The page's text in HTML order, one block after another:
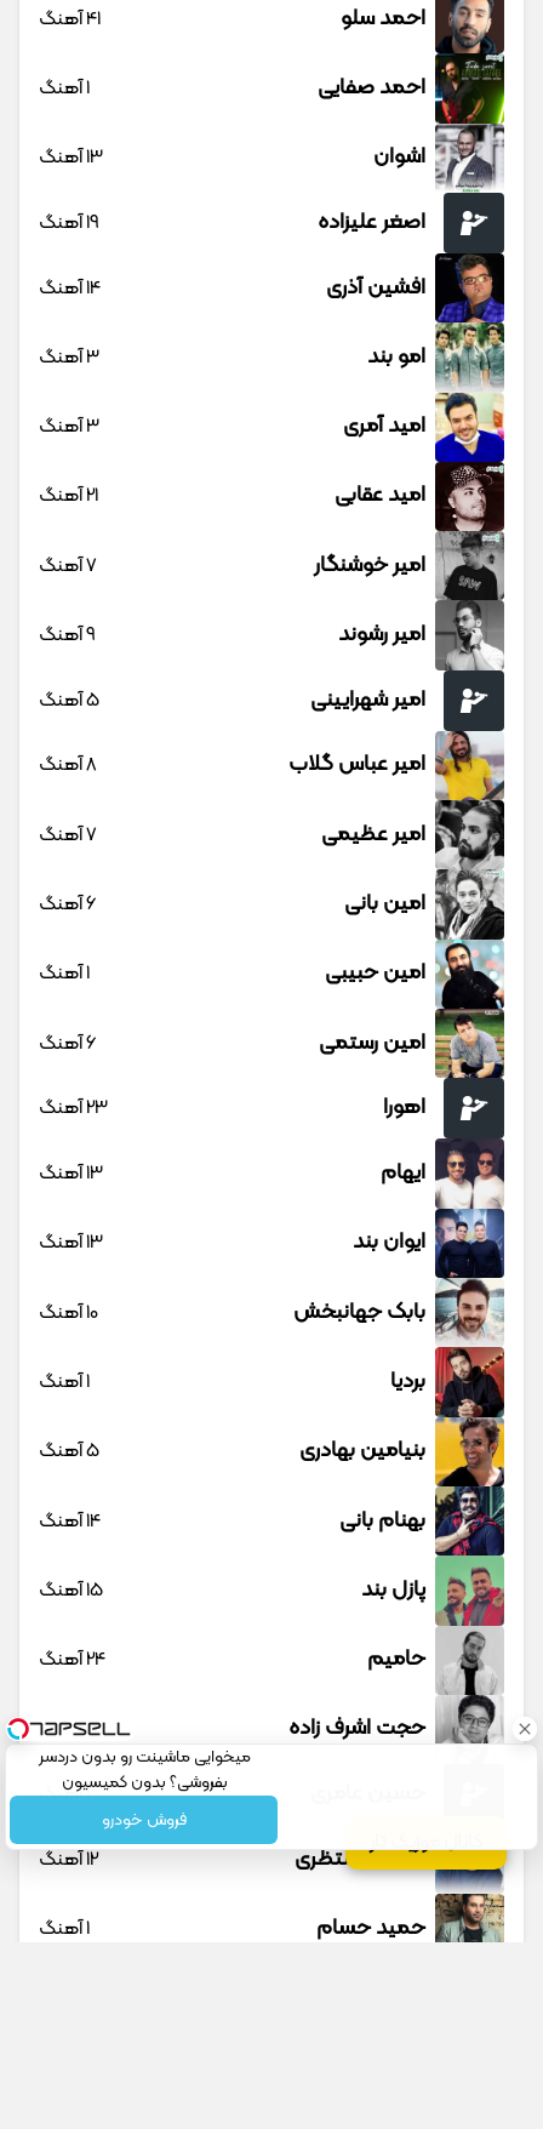
کانال موزیک تار
احمد سلو 41 آهنگ
احمد صفایی 1 آهنگ
اشوان 13 آهنگ
اصغر علیزاده 19 آهنگ
افشین آذری 14 آهنگ
امو بند 3 آهنگ
امید آمری 3 آهنگ
امید عقابی 21 آهنگ
امیر خوشنگار 7 آهنگ
امیر رشوند 9 آهنگ
امیر شهرایینی 5 آهنگ
امیر عباس گلاب 8 آهنگ
امیر عظیمی 7 آهنگ
امین بانی 6 آهنگ
امین حبیبی 1 آهنگ
امین رستمی 6 آهنگ
اهورا 23 آهنگ
ایهام 13 آهنگ
ایوان بند 13 آهنگ
بابک جهانبخش 10 آهنگ
بردیا 1 آهنگ
بنیامین بهادری 5 آهنگ
بهنام بانی 14 آهنگ
پازل بند 15 آهنگ
حامیم 24 آهنگ
حجت اشرف زاده 23 آهنگ
1 آهنگ
حسین منتظری 12 آهنگ
حمید حسام 1 آهنگ
میخوایی ماشینت رو بدون دردسر
بفروشی؟ بدون کمیسیون
فروش خودرو